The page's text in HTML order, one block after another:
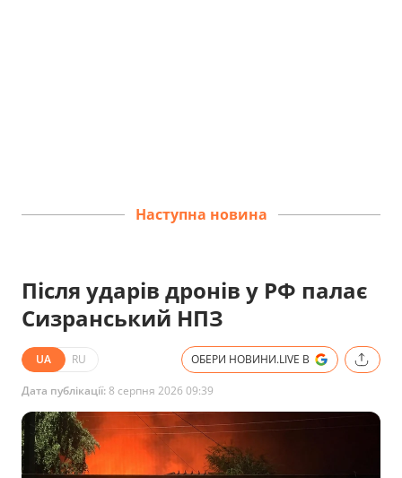
Наступна новина
Після ударів дронів у РФ палає
Сизранський НПЗ
UA RU ОБЕРИ НОВИНИ.LIVE В
Дата публікації:8 серпня 2026 09:39